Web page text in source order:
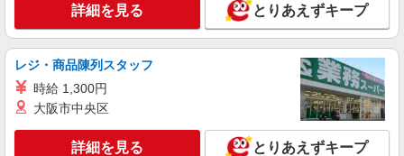
詳細を見る とりあえずキープ
レジ・商品陳列スタッフ
時給 1,300円
大阪市中央区
詳細を見る とりあえずキープ